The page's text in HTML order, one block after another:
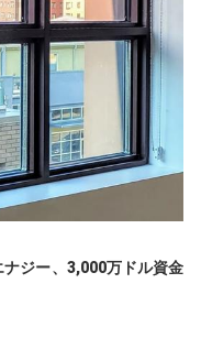
ジー、3,000万ドル資金